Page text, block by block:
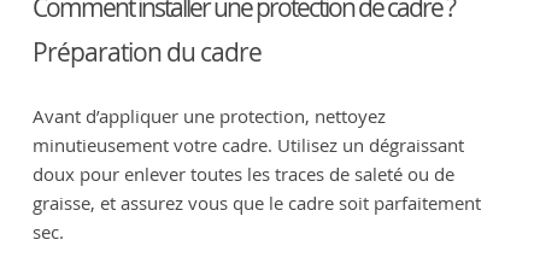
Comment installer une protection de cadre ?
Préparation du cadre
Avant d’appliquer une protection, nettoyez
minutieusement votre cadre. Utilisez un dégraissant
doux pour enlever toutes les traces de saleté ou de
graisse, et assurez vous que le cadre soit parfaitement
sec.